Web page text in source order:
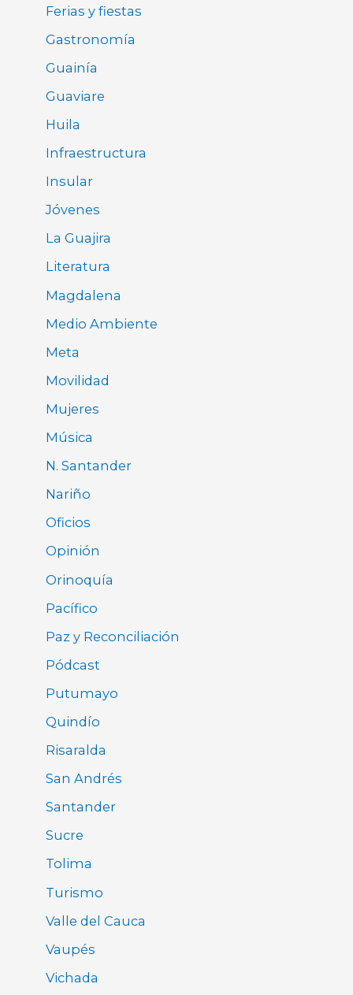
Ferias y fiestas
Gastronomía
Guainía
Guaviare
Huila
Infraestructura
Insular
Jóvenes
La Guajira
Literatura
Magdalena
Medio Ambiente
Meta
Movilidad
Mujeres
Música
N. Santander
Nariño
Oficios
Opinión
Orinoquía
Pacífico
Paz y Reconciliación
Pódcast
Putumayo
Quindío
Risaralda
San Andrés
Santander
Sucre
Tolima
Turismo
Valle del Cauca
Vaupés
Vichada